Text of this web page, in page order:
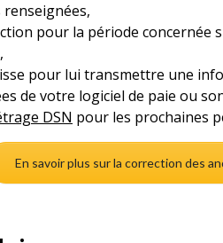
pour la période concernée
pour lui transmettre une
de votre logiciel de paie ou
DSN pour les prochaines
En savoir plus sur la correction des